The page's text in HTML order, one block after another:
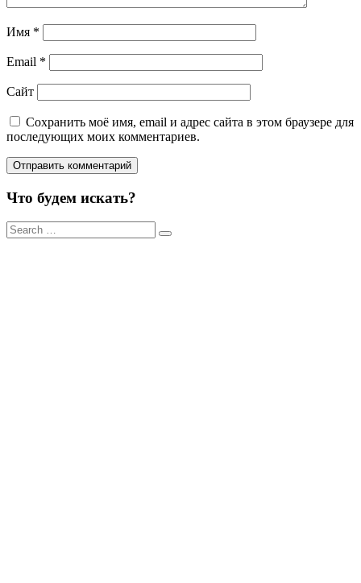
Имя *
Email *
Сайт
Сохранить моё имя, email и адрес сайта в этом браузере для
последующих моих комментариев.
Что будем искать?
Результаты
поиска